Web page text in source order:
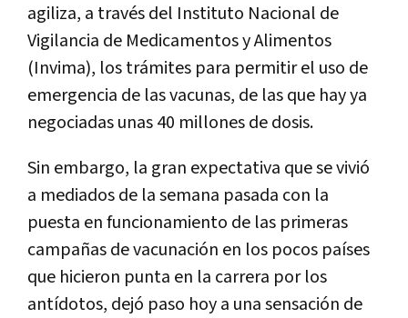
agiliza, a través del Instituto Nacional de
Vigilancia de Medicamentos y Alimentos
(Invima), los trámites para permitir el uso de
emergencia de las vacunas, de las que hay ya
negociadas unas 40 millones de dosis.
Sin embargo, la gran expectativa que se vivió
a mediados de la semana pasada con la
puesta en funcionamiento de las primeras
campañas de vacunación en los pocos países
que hicieron punta en la carrera por los
antídotos, dejó paso hoy a una sensación de